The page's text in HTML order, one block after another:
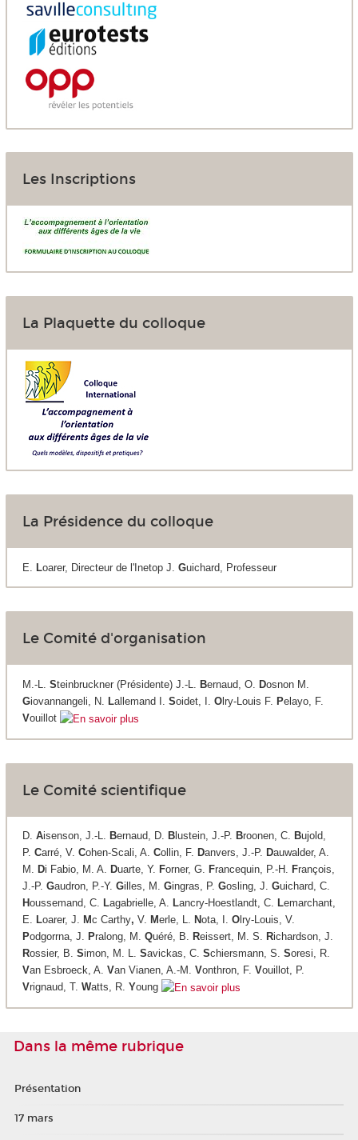
Les Inscriptions
La Plaquette du colloque
La Présidence du colloque
E. Loarer, Directeur de l'Inetop J. Guichard, Professeur
Le Comité d'organisation
M.-L. Steinbruckner (Présidente) J.-L. Bernaud, O. Dosnon M.
Giovannangeli, N. Lallemand I. Soidet, I. Olry-Louis F. Pelayo, F.
Vouillot
Le Comité scientifique
D. Aisenson, J.-L. Bernaud, D. Blustein, J.-P. Broonen, C. Bujold,
P. Carré, V. Cohen-Scali, A. Collin, F. Danvers, J.-P. Dauwalder, A.
M. Di Fabio, M. A. Duarte, Y. Forner, G. Francequin, P.-H. François,
J.-P. Gaudron, P.-Y. Gilles, M. Gingras, P. Gosling, J. Guichard, C.
Houssemand, C. Lagabrielle, A. Lancry-Hoestlandt, C. Lemarchant,
E. Loarer, J. Mc Carthy, V. Merle, L. Nota, I. Olry-Louis, V.
Podgorrna, J. Pralong, M. Quéré, B. Reissert, M. S. Richardson, J.
Rossier, B. Simon, M. L. Savickas, C. Schiersmann, S. Soresi, R.
Van Esbroeck, A. Van Vianen, A.-M. Vonthron, F. Vouillot, P.
Vrignaud, T. Watts, R. Young
Dans la même rubrique
Présentation
17 mars